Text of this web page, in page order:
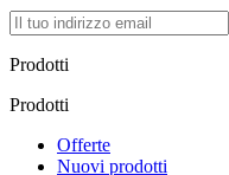
Prodotti
Prodotti
Offerte
Nuovi prodotti